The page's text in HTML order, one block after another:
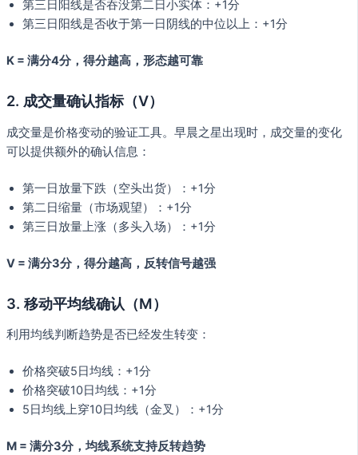
第三日阳线是否吞没第二日小实体：+1分
第三日阳线是否收于第一日阴线的中位以上：+1分
K = 满分4分，得分越高，形态越可靠
2. 成交量确认指标（V）
成交量是价格变动的验证工具。早晨之星出现时，成交量的变化
可以提供额外的确认信息：
第一日放量下跌（空头出货）：+1分
第二日缩量（市场观望）：+1分
第三日放量上涨（多头入场）：+1分
V = 满分3分，得分越高，反转信号越强
3. 移动平均线确认（M）
利用均线判断趋势是否已经发生转变：
价格突破5日均线：+1分
价格突破10日均线：+1分
5日均线上穿10日均线（金叉）：+1分
M = 满分3分，均线系统支持反转趋势